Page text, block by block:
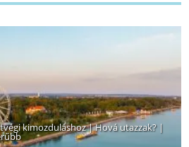
kimozduláshoz|Hová utazzak? |